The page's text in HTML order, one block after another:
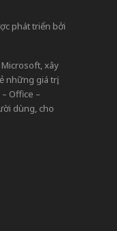
phát triển bởi
xây
những giá trị,
Office –
dùng, cho